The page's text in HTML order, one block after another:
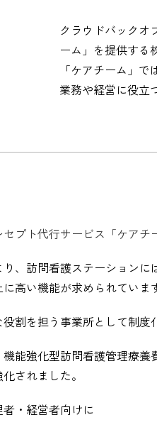
クラウドバックオ
ーム」を提供する
「ケアチーム」
業務や経営に役立
プト代行サービス「ケアチ
、訪問看護ステーション
高い機能が求められていま
割を担う事業所として制度
能強化型訪問看護管理療
されました。
・経営者向けに